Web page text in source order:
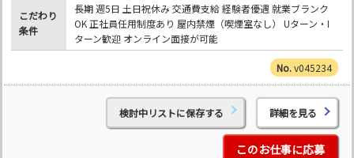
こだわり
条件
長期 週5日 土日祝休み 交通費支給 経験者優遇 就業ブランク
OK 正社員任用制度あり 屋内禁煙（喫煙室なし） Uターン・I
ターン歓迎 オンライン面接が可能
v045234
検討中リストに保存する 詳細を見る
このお仕事に応募